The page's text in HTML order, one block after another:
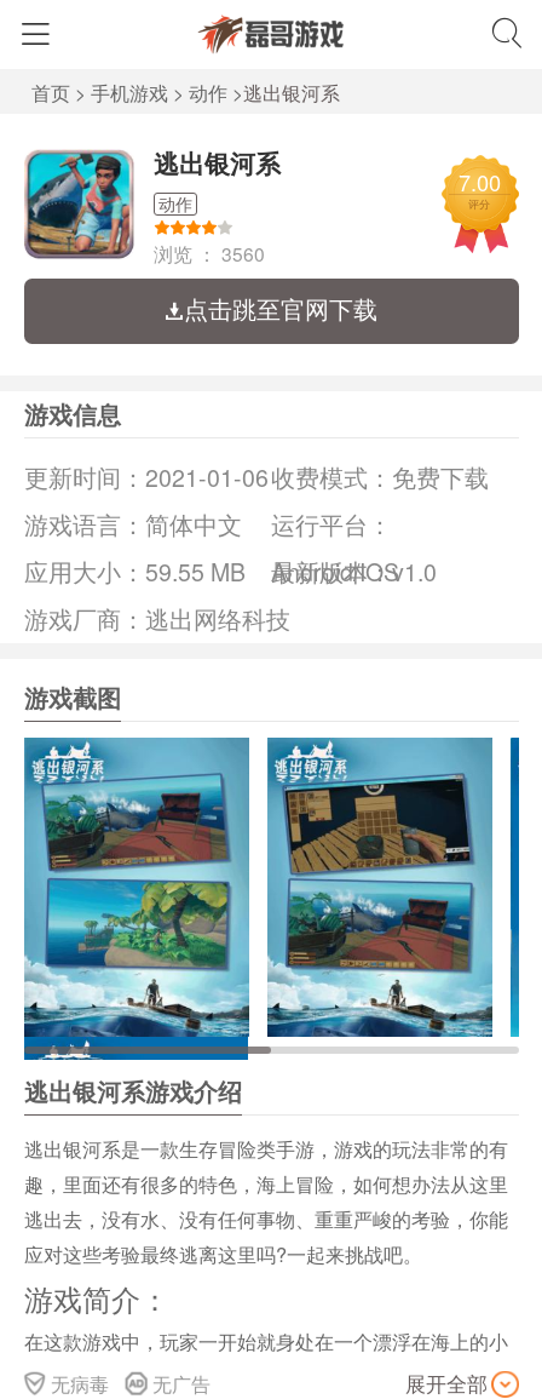
首页 > 手机游戏 > 动作 >逃出银河系
逃出银河系
动作
浏览 ： 3560
7.00
评分
点击跳至官网下载
游戏信息
更新时间： 2021-01-06收费模式： 免费下载
游戏语言： 简体中文
运行平台：
Android/IOS
应用大小： 59.55 MB
最新版本：v1.0
游戏厂商：逃出网络科技
游戏截图
逃出银河系游戏介绍
逃出银河系是一款生存冒险类手游，游戏的玩法非常的有
趣，里面还有很多的特色，海上冒险，如何想办法从这里
逃出去，没有水、没有任何事物、重重严峻的考验，你能
应对这些考验最终逃离这里吗?一起来挑战吧。
游戏简介：
在这款游戏中，玩家一开始就身处在一个漂浮在海上的小
木筏上，玩家只靠着一个钩子钩各种从海上漂浮的东西中
无病毒 无广告 展开全部